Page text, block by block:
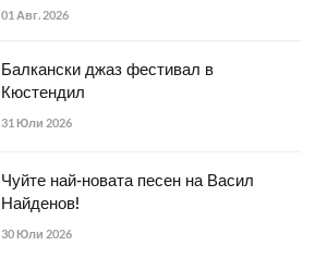
01 Авг. 2026
Балкански джаз фестивал в
Кюстендил
31 Юли 2026
Чуйте най-новата песен на Васил
Найденов!
30 Юли 2026